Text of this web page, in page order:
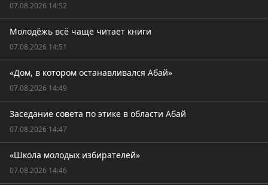
07.08.2026 14:52
Молодёжь всё чаще читает книги
07.08.2026 14:51
«Дом, в котором останавливался Абай»
07.08.2026 14:49
Заседание совета по этике в области Абай
07.08.2026 14:47
«Школа молодых избирателей»
07.08.2026 14:46